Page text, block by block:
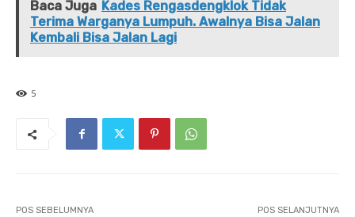
Baca Juga Kades Rengasdengklok Tidak
Terima Warganya Lumpuh. Awalnya Bisa Jalan
Kembali Bisa Jalan Lagi
5
POS SEBELUMNYA POS SELANJUTNYA